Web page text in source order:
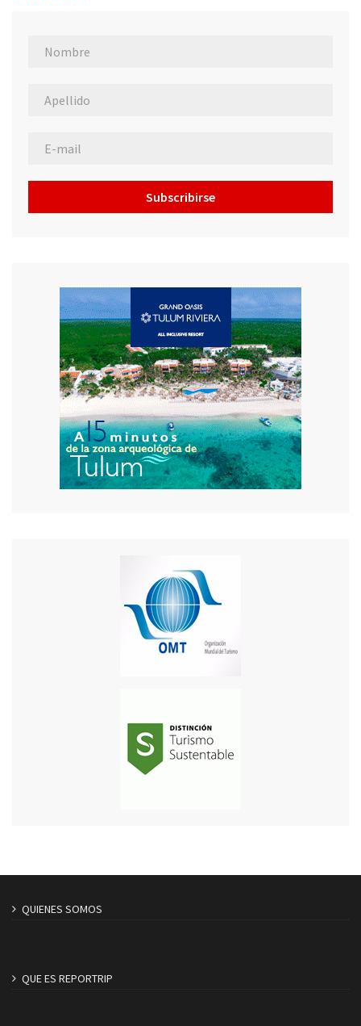
Subscribirse
QUIENES SOMOS
QUE ES REPORTRIP